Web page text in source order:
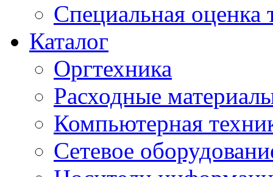
Специальная оценка
Каталог
Оргтехника
Расходные
Компьютерная
Сетевое